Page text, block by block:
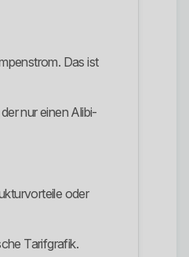
Das ist
nur einen Alibi-
oder
Tarifgrafik.